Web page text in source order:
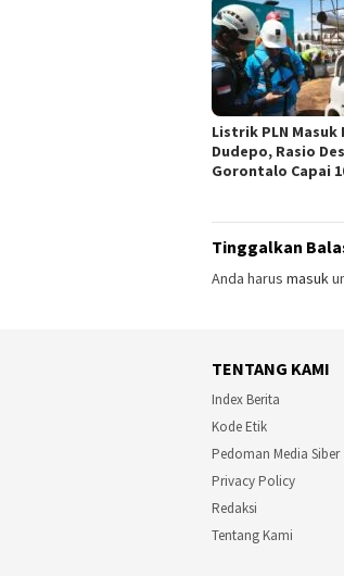
Listrik PLN Masuk
Dudepo, Rasio
Gorontalo Capai
Tinggalkan
Anda harus masuk
TENTANG KAMI
Index Berita
Kode Etik
Pedoman Media Siber
Privacy Policy
Redaksi
Tentang Kami